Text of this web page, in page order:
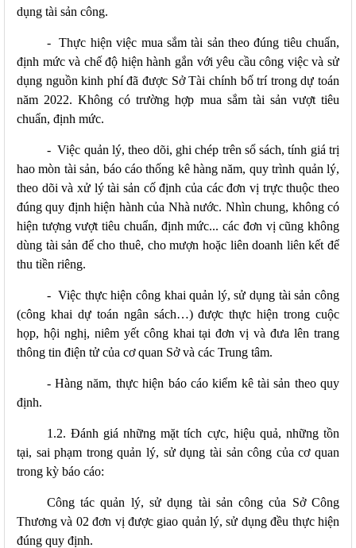
dụng tài sản công.
-
Thực hiện việc mua sắm tài sản theo đúng tiêu chuẩn,
định mức và chế độ hiện hành gắn với yêu cầu công việc và sử
dụng nguồn kinh phí đã được Sở Tài chính bố trí trong dự toán
năm 2022. Không có trường hợp mua sắm tài sản vượt tiêu
chuẩn, định mức.
- Việc quản lý, theo dõi, ghi chép trên sổ sách, tính giá trị
hao mòn tài sản, báo cáo thống kê hàng năm, quy trình quản lý,
theo dõi và xử lý tài sản cố định của các đơn vị trực thuộc theo
đúng quy định hiện hành của Nhà nước. Nhìn chung, không có
hiện tượng vượt tiêu chuẩn, định mức... các đơn vị cũng không
dùng tài sản để cho thuê, cho mượn hoặc liên doanh liên kết để
thu tiền riêng.
- Việc thực hiện công khai quản lý, sử dụng tài sản công
(công khai dự toán ngân sách…) được thực hiện trong cuộc
họp, hội nghị, niêm yết công khai tại đơn vị và đưa lên trang
thông tin điện tử của cơ quan Sở và các Trung tâm.
- Hàng năm, thực hiện báo cáo kiểm kê tài sản theo quy
định.
1.2. Đánh giá những mặt tích cực, hiệu quả, những tồn
tại, sai phạm trong quản lý, sử dụng tài sản công của cơ quan
trong kỳ báo cáo:
Công tác quản lý, sử dụng tài sản công của Sở Công
Thương và 02 đơn vị được giao quản lý, sử dụng đều thực hiện
đúng quy định.